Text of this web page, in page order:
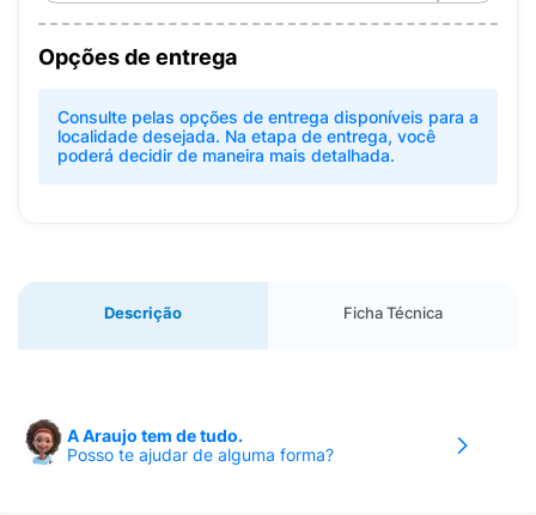
Opções de entrega
Consulte pelas opções de entrega disponíveis para a
localidade desejada. Na etapa de entrega, você
poderá decidir de maneira mais detalhada.
Descrição Ficha Técnica
A Araujo tem de tudo.
Posso te ajudar de alguma forma?